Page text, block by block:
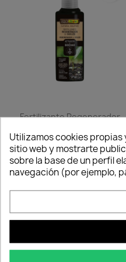
Fertilizante Regenerador
24,18 €
Disponible
favorite_border
Utilizamos cookies propias
sitio web y mostrarte
sobre la base de un perfil
navegación (por ejemplo,